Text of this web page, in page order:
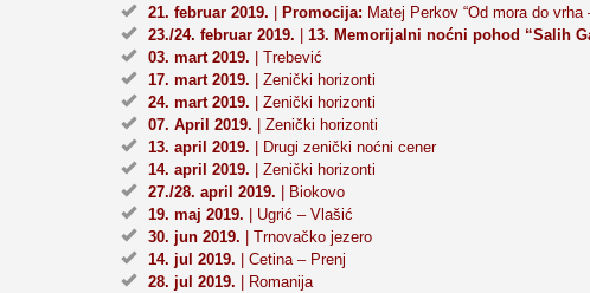
21. februar 2019. | Promocija: Matej Perkov “Od mora do vrha
23./24. februar 2019. | 13. Memorijalni noćni pohod “Salih
03. mart 2019. | Trebević
17. mart 2019. | Zenički horizonti
24. mart 2019. | Zenički horizonti
07. April 2019. | Zenički horizonti
13. april 2019. | Drugi zenički noćni cener
14. april 2019. | Zenički horizonti
27./28. april 2019. | Biokovo
19. maj 2019. | Ugrić – Vlašić
30. jun 2019. | Trnovačko jezero
14. jul 2019. | Cetina – Prenj
28. jul 2019. | Romanija